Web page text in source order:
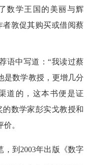
数学王国的美丽与辉
敦促其购买或借阅蔡
语中写道：“我读过蔡
是数学教授，更增几分
道的，这本书便是证
数学家彭实戈教授和
。
，到 2003年出版《数字